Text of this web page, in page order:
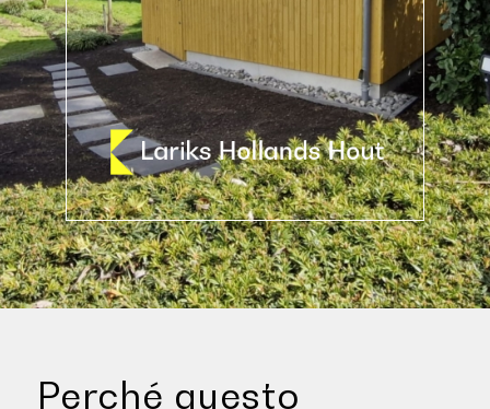
Perché questo